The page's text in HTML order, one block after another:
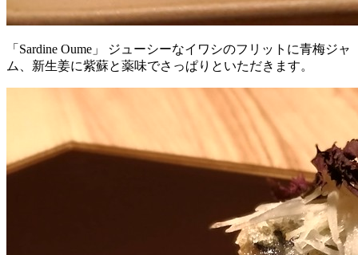
「Sardine Oume」 ジューシーなイワシのフリットに青梅ジャ
ム、新生姜に紫蘇と薬味でさっぱりといただきます。